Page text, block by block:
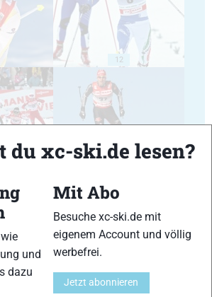
12
14
xc-ski.de lesen?
und
dazu
Mit Abo
Besuche xc-ski.de mit
eigenem Account und völlig
werbefrei.
Jetzt abonnieren